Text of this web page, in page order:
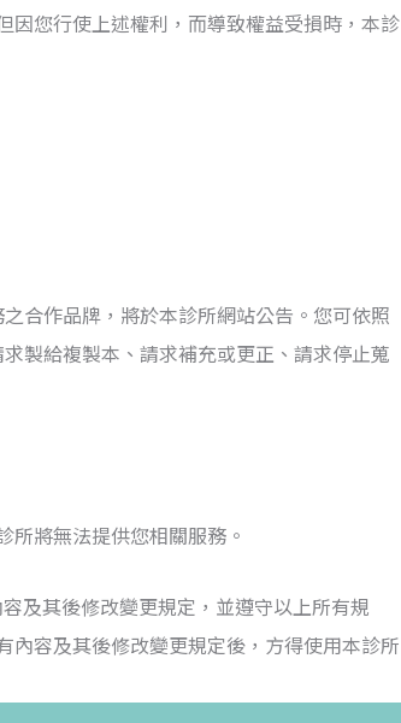
因您行使上述權利，而導致權益受損時，本診
合作品牌，將於本診所網站公告。您可依照
製給複製本、請求補充或更正、請求停止蒐
將無法提供您相關服務。
及其後修改變更規定，並遵守以上所有規
內容及其後修改變更規定後，方得使用本診所